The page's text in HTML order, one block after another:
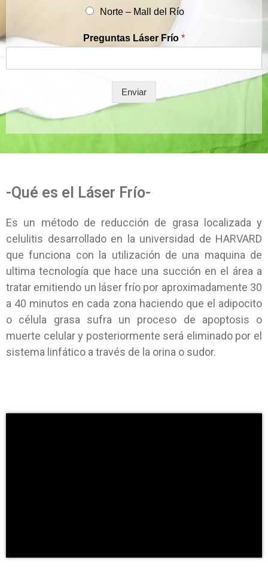
Norte – Mall del Río
Preguntas Láser Frío *
Enviar
-Qué es el Láser Frío-
Es un método de reducción de grasa localizada y
celulitis desarrollado en la universidad de HARVARD
que funciona con la utilización de una maquina de
ultima tecnología que hace una succión en el área a
tratar emitiendo un láser frío por aproximadamente 30
a 40 minutos en cada zona haciendo que el adipocito
o célula grasa sufra un proceso de apoptosis o
muerte celular y posteriormente será eliminado por el
sistema linfático a través de la orina o sudor.